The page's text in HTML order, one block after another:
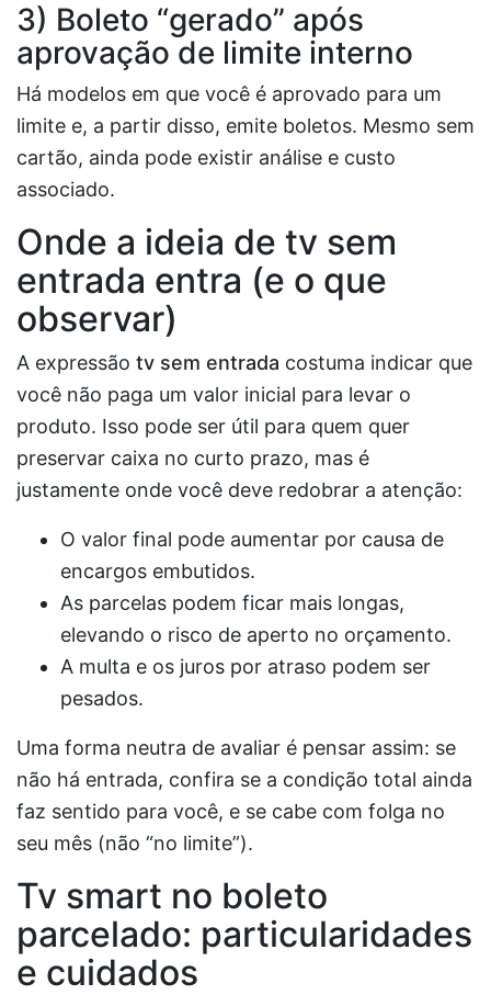
3) Boleto “gerado” após
aprovação de limite interno
Há modelos em que você é aprovado para um
limite e, a partir disso, emite boletos. Mesmo sem
cartão, ainda pode existir análise e custo
associado.
Onde a ideia de tv sem
entrada entra (e o que
observar)
A expressão tv sem entrada costuma indicar que
você não paga um valor inicial para levar o
produto. Isso pode ser útil para quem quer
preservar caixa no curto prazo, mas é
justamente onde você deve redobrar a atenção:
O valor final pode aumentar por causa de
encargos embutidos.
As parcelas podem ficar mais longas,
elevando o risco de aperto no orçamento.
A multa e os juros por atraso podem ser
pesados.
Uma forma neutra de avaliar é pensar assim: se
não há entrada, confira se a condição total ainda
faz sentido para você, e se cabe com folga no
seu mês (não “no limite”).
Tv smart no boleto
parcelado: particularidades
e cuidados